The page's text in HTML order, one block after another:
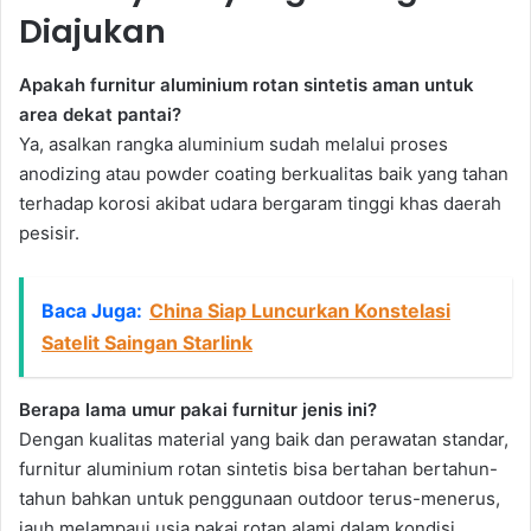
Diajukan
Apakah furnitur aluminium rotan sintetis aman untuk
area dekat pantai?
Ya, asalkan rangka aluminium sudah melalui proses
anodizing atau powder coating berkualitas baik yang tahan
terhadap korosi akibat udara bergaram tinggi khas daerah
pesisir.
Baca Juga: China Siap Luncurkan Konstelasi
Satelit Saingan Starlink
Berapa lama umur pakai furnitur jenis ini?
Dengan kualitas material yang baik dan perawatan standar,
furnitur aluminium rotan sintetis bisa bertahan bertahun-
tahun bahkan untuk penggunaan outdoor terus-menerus,